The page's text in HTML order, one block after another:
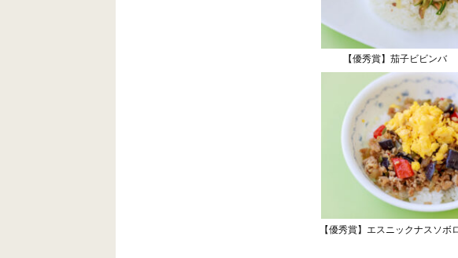
【優秀賞】茄子ビビンバ
【優秀賞】エスニックナスソ